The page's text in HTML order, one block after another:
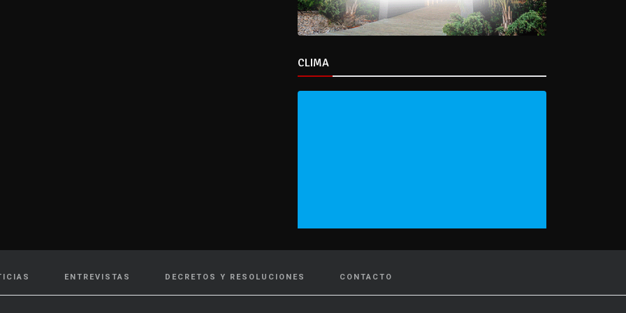
CLIMA
ENTREVISTAS DECRETOS Y RESOLUCIONES CONTACTO